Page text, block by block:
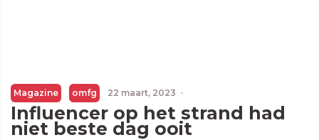
Magazine omfg 22 maart, 2023 ·
Influencer op het strand had
niet beste dag ooit